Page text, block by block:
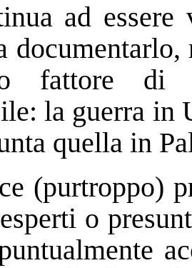
ad
fattore di
la guerra in
quella in
(purtroppo)
o